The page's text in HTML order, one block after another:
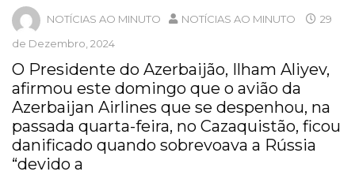
NOTÍCIAS AO MINUTO NOTÍCIAS AO MINUTO
29
de Dezembro, 2024
O Presidente do Azerbaijão, Ilham Aliyev,
afirmou este domingo que o avião da
Azerbaijan Airlines que se despenhou, na
passada quarta-feira, no Cazaquistão, ficou
danificado quando sobrevoava a Rússia
“devido a